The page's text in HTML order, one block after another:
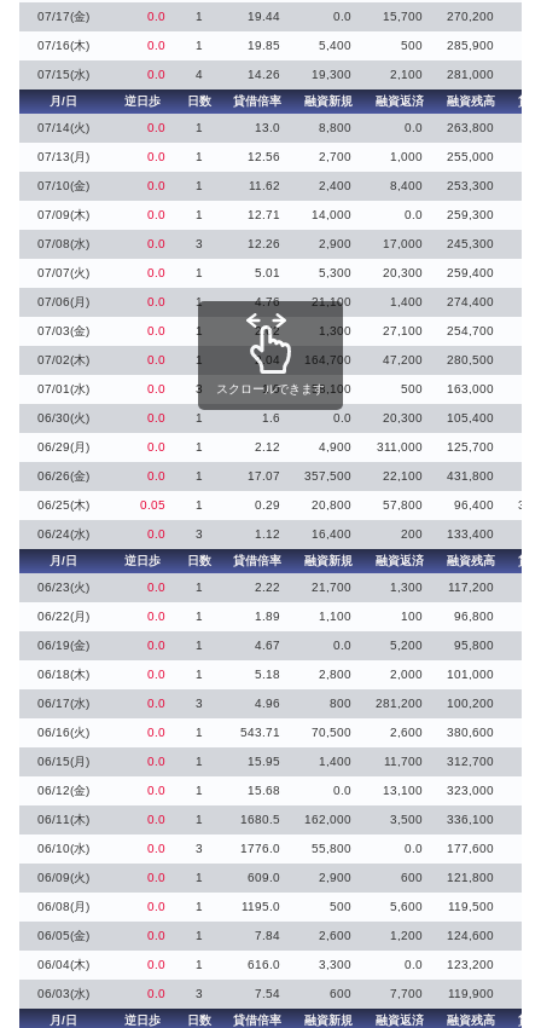
07/17(金) 0.0 1 19.44 0.0 15,700 270,200
07/16(木) 0.0 1 19.85 5,400 500 285,900
07/15(水) 0.0 4 14.26 19,300 2,100
281,000
月/日
逆日歩 日数 貸借倍率 融資新規 融資返済 融資残高
貸
07/14(火)
0.0 1 13.0 8,800 0.0 263,800
07/13(月) 0.0 1 12.56 2,700 1,000 255,000
07/10(金) 0.0 1 11.62 2,400 8,400 253,300
07/09(木) 0.0 1 12.71 14,000 0.0 259,300
07/08(水) 0.0 3 12.26 2,900 17,000 245,300
07/07(火) 0.0 1 5.01 5,300 20,300 259,400
07/06(月) 0.0 1 4.76 21,100 1,400 274,400
07/03(金) 0.0 1 2.62 1,300 27,100 254,700
07/02(木) 0.0 1 2.04 164,700 47,200 280,500
07/01(水) 0.0 3 1.0 58,100 500 163,000
06/30(火) 0.0 1 1.6 0.0 20,300 105,400
06/29(月) 0.0 1 2.12 4,900 311,000 125,700
06/26(金) 0.0 1 17.07 357,500 22,100 431,800
06/25(木) 0.05 1 0.29 20,800 57,800 96,400
06/24(水) 0.0 3 1.12 16,400 200 133,400
月/日
逆日歩 日数 貸借倍率 融資新規 融資返済 融資残高
貸
06/23(火)
0.0 1 2.22 21,700 1,300 117,200
06/22(月) 0.0 1 1.89 1,100 100 96,800
06/19(金) 0.0 1 4.67 0.0 5,200 95,800
06/18(木) 0.0 1 5.18 2,800 2,000 101,000
06/17(水) 0.0 3 4.96 800 281,200 100,200
06/16(火) 0.0 1 543.71 70,500 2,600 380,600
06/15(月) 0.0 1 15.95 1,400 11,700 312,700
06/12(金) 0.0 1 15.68 0.0 13,100 323,000
06/11(木) 0.0 1 1680.5 162,000 3,500 336,100
06/10(水) 0.0 3 1776.0 55,800 0.0 177,600
06/09(火) 0.0 1 609.0 2,900 600 121,800
06/08(月) 0.0 1 1195.0 500 5,600 119,500
06/05(金) 0.0 1 7.84 2,600 1,200 124,600
06/04(木) 0.0 1 616.0 3,300 0.0 123,200
06/03(水) 0.0 3 7.54 600 7,700 119,900
月/日
逆日歩 日数 貸借倍率 融資新規 融資返済 融資残高 貸
スクロールできます